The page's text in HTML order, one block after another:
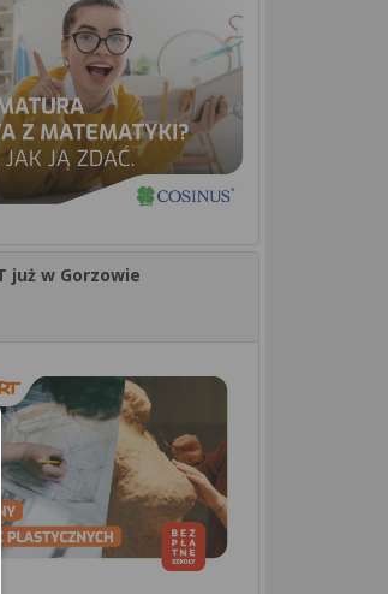
już w Gorzowie